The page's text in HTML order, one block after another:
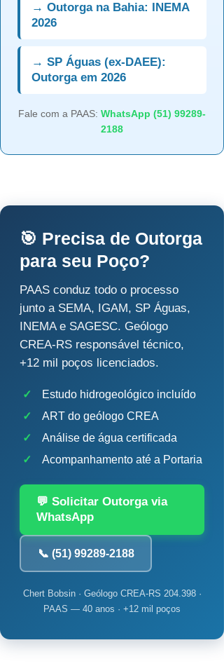
→ Outorga na Bahia: INEMA
2026
→ SP Águas (ex-DAEE):
Outorga em 2026
Fale com a PAAS: WhatsApp (51) 99289-
2188
🎯 Precisa de Outorga
para seu Poço?
PAAS conduz todo o processo
junto a SEMA, IGAM, SP Águas,
INEMA e SAGESC. Geólogo
CREA-RS responsável técnico,
+12 mil poços licenciados.
✓
Estudo hidrogeológico incluído
✓
ART do geólogo CREA
✓
Análise de água certificada
✓
Acompanhamento até a Portaria
💬 Solicitar Outorga via
WhatsApp
📞 (51) 99289-2188
Chert Bobsin · Geólogo CREA-RS 204.398 ·
PAAS — 40 anos · +12 mil poços